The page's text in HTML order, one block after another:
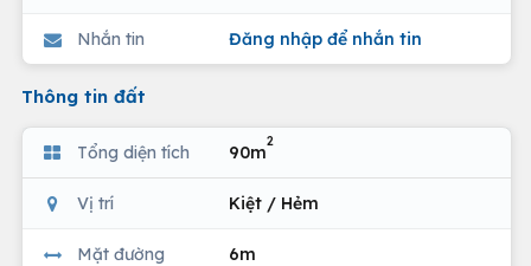
Nhắn tin Đăng nhập để nhắn tin
Thông tin đất
Tổng diện tích 90m
2
Vị trí Kiệt / Hẻm
Mặt đường 6m